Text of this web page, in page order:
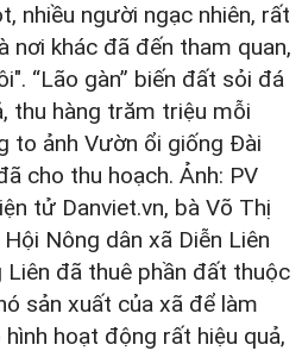
nhiều người ngạc nhiên, rất
nơi khác đã đến tham quan,
“Lão gàn” biến đất sỏi đá
thu hàng trăm triệu mỗi
to ảnh Vườn ổi giống Đài
cho thu hoạch. Ảnh: PV
tử Danviet.vn, bà Võ Thị
Nông dân xã Diễn Liên
Liên đã thuê phần đất thuộc
sản xuất của xã để làm
hoạt động rất hiệu quả,